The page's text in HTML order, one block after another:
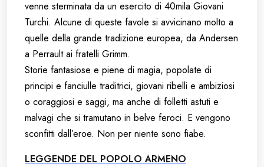
venne sterminata da un esercito di 40mila Giovani
Turchi. Alcune di queste favole si avvicinano molto a
quelle della grande tradizione europea, da Andersen
a Perrault ai fratelli Grimm.
Storie fantasiose e piene di magia, popolate di
principi e fanciulle traditrici, giovani ribelli e ambiziosi
o coraggiosi e saggi, ma anche di folletti astuti e
malvagi che si tramutano in belve feroci. E vengono
sconfitti dall’eroe. Non per niente sono fiabe.
LEGGENDE DEL POPOLO ARMENO